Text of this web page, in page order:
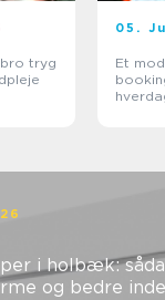
05.
Et
i holbæk:
og bedre